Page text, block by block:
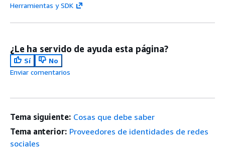
Herramientas y SDK
¿Le ha servido de ayuda esta página?
Sí
No
Enviar comentarios
Tema siguiente: Cosas que debe saber
Tema anterior: Proveedores de identidades de redes
sociales